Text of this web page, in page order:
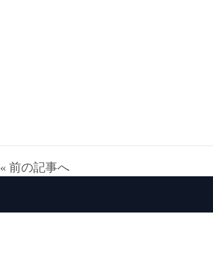
« 前の記事へ